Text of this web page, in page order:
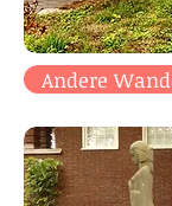
Andere